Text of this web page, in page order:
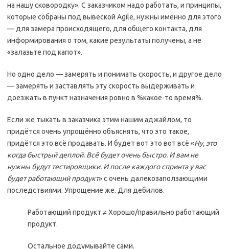
на нашу сковородку». С заказчиком надо работать, и принципы,
которые собраны под вывеской Agile, нужны именно для этого
— для замера происходящего, для общего контакта, для
информирования о том, какие результаты получены, а не
«залазьте под капот».
Но одно дело — замерять и понимать скорость, и другое дело
— замерять и заставлять эту скорость выдерживать и
доезжать в пункт назначения ровно в %какое-то время%.
Если же тыкать в заказчика этим нашим аджайлом, то
придётся очень упрощённо объяснять, что это такое,
придётся это всё продавать. И будет вот это вот всё «Ну, это
когда быстрый деплой. Всё будет очень быстро. И вам не
нужны будут тестировщики. И после каждого спринта у вас
будет работающий продукт» с очень далекозаползающими
последствиями. Упрощение же. Для дебилов.
Работающий продукт ≠ Хорошо/правильно работающий
продукт.
Остальное додумывайте сами.